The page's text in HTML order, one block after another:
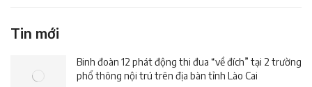
Tin mới
Binh đoàn 12 phát động thi đua “về đích” tại 2 trường
phổ thông nội trú trên địa bàn tỉnh Lào Cai